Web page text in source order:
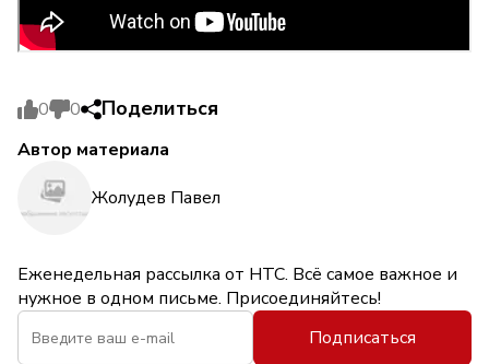
0 0 Поделиться
Автор материала
Жолудев Павел
Еженедельная рассылка от НТС. Всё самое важное и
нужное в одном письме. Присоединяйтесь!
Подписаться